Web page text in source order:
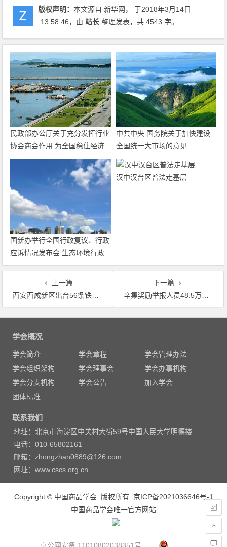
版权声明：本文源自 新华网， 于2018年3月14日
13:58:46，由站长 整理发表，共 4543 字。
民政部办公厅关于充分发挥行业
协会商会作用 为全国稳住经济
大盘积极贡献力量的通知
中共中央 国务院关于加快建设
全国统一大市场的意见
国新办举行全国行政复议、行政
应诉情况发布会 生态环境行政
复议案件有较大增长
汉中汉台区普法走基层
上一篇
西安西咸新区出台56条铁腕治霾措施，坚决让散乱污绝迹
下一篇
辛集奖励举报人员48.5万元 24小时反馈查处情况
文
学会概况
学会简介 学会章程
学会管理办法
学会组织架构
学会理事会
学会办事机构
学会分支机构
学会公告
加入学会
团体标准
联系我们
地址：北京市海淀区中关村大街59号中国人民大学明德楼
电话：010-65802161
邮箱：zhongzhan0889@126.com
网址：www.cscs.org.cn
Copyright © 中国商品学会 版权所有. 京ICP备2021036646号-1
中国商品学会唯一官方网站